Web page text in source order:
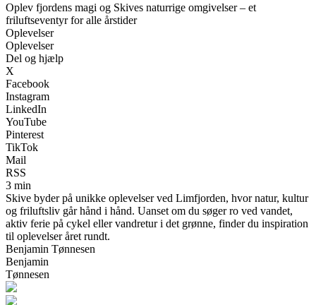
Oplev fjordens magi og Skives naturrige omgivelser – et
friluftseventyr for alle årstider
Oplevelser
Oplevelser
Del og hjælp
X
Facebook
Instagram
LinkedIn
YouTube
Pinterest
TikTok
Mail
RSS
3 min
Skive byder på unikke oplevelser ved Limfjorden, hvor natur, kultur
og friluftsliv går hånd i hånd. Uanset om du søger ro ved vandet,
aktiv ferie på cykel eller vandretur i det grønne, finder du inspiration
til oplevelser året rundt.
Benjamin Tønnesen
Benjamin
Tønnesen